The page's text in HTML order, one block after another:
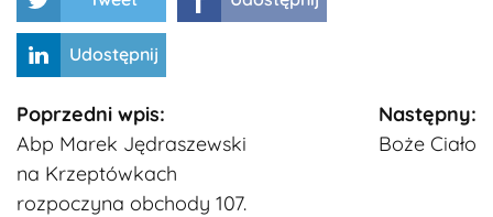
Udostępnij
Kontynuuj
czytanie
Poprzedni wpis:
Abp Marek Jędraszewski
na Krzeptówkach
rozpoczyna obchody 107.
Następny:
Boże Ciało